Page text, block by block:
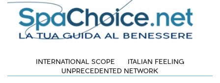
INTERNATIONAL SCOPE
ITALIAN FEELING
UNPRECEDENTED NETWORK